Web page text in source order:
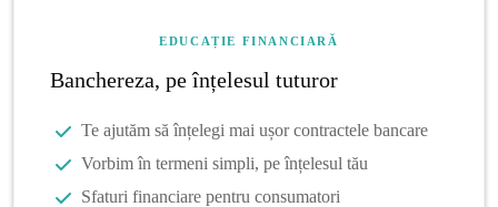
EDUCAȚIE FINANCIARĂ
Banchereza, pe înțelesul tuturor
Te ajutăm să înțelegi mai ușor contractele bancare
Vorbim în termeni simpli, pe înțelesul tău
Sfaturi financiare pentru consumatori